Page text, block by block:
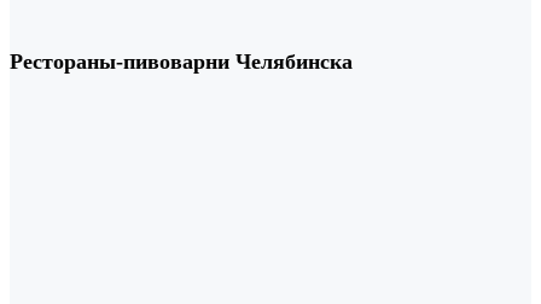
Рестораны-пивоварни Челябинска